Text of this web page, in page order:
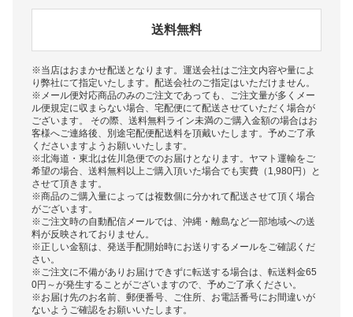
送料無料
※当店はおまかせ配送となります。運送会社はご注文内容や量によ
り弊社にて指定いたします。配送会社のご指定はいただけません。
※メール便対応商品のみのご注文であっても、ご注文量が多くメー
ル便規定に収まらない場合、宅配便にて配送させていただく場合が
ございます。 その際、送料無料ライン未満のご購入金額の場合はお
客様へご連絡後、別途宅配便配送料を頂戴いたします。予めご了承
くださいますようお願いいたします。
※北海道・東北は佐川急便でのお届けとなります。ヤマト運輸をご
希望の場合、送料無料以上ご購入頂いた場合でも実費（1,980円）と
させて頂きます。
※商品のご購入量によっては複数個に分かれて配送させて頂く場合
がございます。
※ご注文時の自動配信メールでは、沖縄・離島など一部地域への送
料が反映されておりません。
※正しい金額は、発送手配開始時にお送りするメールをご確認くだ
さい。
※ご注文に不備がありお届けできずに転送する場合は、転送料金65
0円～が発生することがございますので、予めご了承ください。
※お届け先のお名前、郵便番号、ご住所、お電話番号にお間違いが
ないようご確認をお願いいたします。